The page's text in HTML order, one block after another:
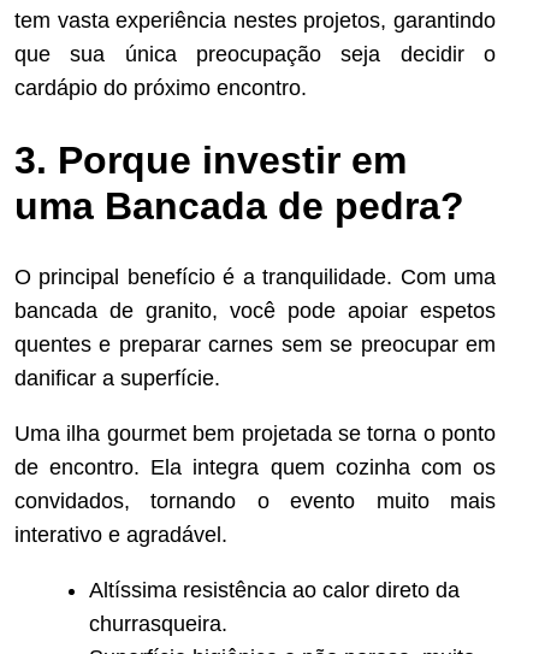
tem vasta experiência nestes projetos, garantindo
que sua única preocupação seja decidir o
cardápio do próximo encontro.
3. Porque investir em
uma Bancada de pedra?
O principal benefício é a tranquilidade. Com uma
bancada de granito, você pode apoiar espetos
quentes e preparar carnes sem se preocupar em
danificar a superfície.
Uma ilha gourmet bem projetada se torna o ponto
de encontro. Ela integra quem cozinha com os
convidados, tornando o evento muito mais
interativo e agradável.
Altíssima resistência ao calor direto da
churrasqueira.